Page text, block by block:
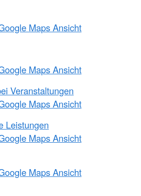
Maps Ansicht
Maps Ansicht
Veranstaltungen
Maps Ansicht
Leistungen
Maps Ansicht
Maps Ansicht